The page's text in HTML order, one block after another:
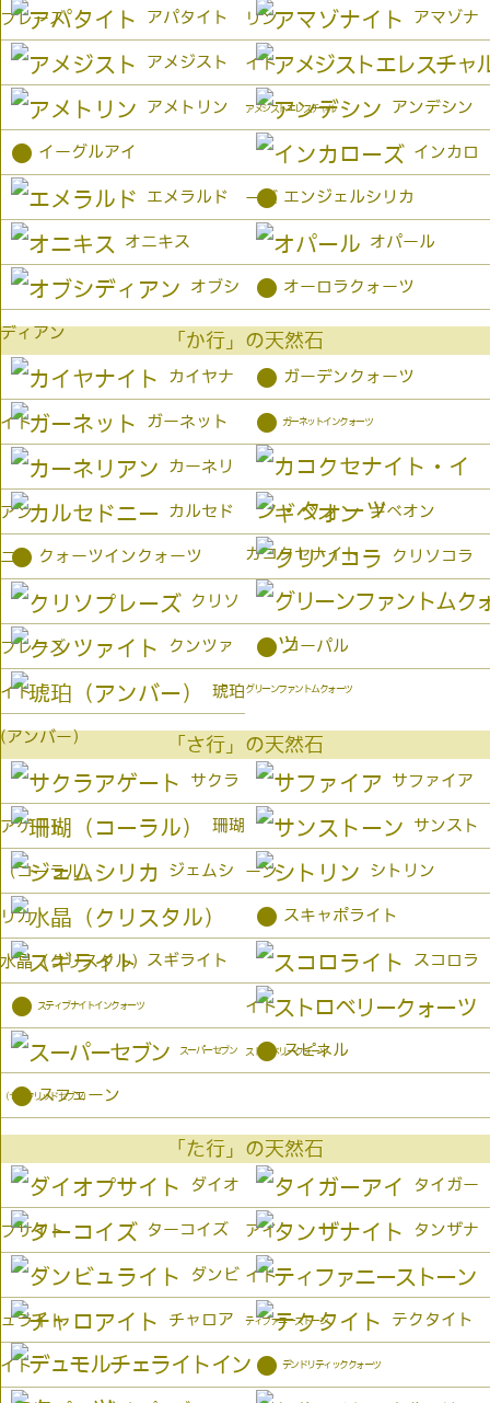
プレーズ リン
アパタイト アマゾナ
イト
アメジスト
アメジストエレスチャル
アメトリン アンデシン
● イーグルアイ インカロ
ーズ
エメラルド ● エンジェルシリカ
オニキス オパール
オブシ
ディアン
● オーロラクォーツ
「か行」の天然石
カイヤナ
イト
● ガーデンクォーツ
ガーネット ● ガーネットインクォーツ
カーネリ
アン
カコクセナイト
カルセド
ニー
ギベオン
● クォーツインクォーツ クリソコラ
クリソ
プレーズ
グリーンファントムクォーツ
クンツァ
イト
● コーパル
琥珀
(アンバー） 「さ行」の天然石
サクラ
アゲート
サファイア
珊瑚
（コーラル）
サンスト
ーン
ジェムシ
リカ
シトリン
水晶（クリスタル）
● スキャポライト
スギライト スコロラ
イト
● スティブナイトインクォーツ
ストロベリークォーツ
スーパーセブン
（セイクリッドセブン）
● スピネル
● スフェーン
「た行」の天然石
ダイオ
プサイト
タイガー
アイ
ターコイズ タンザナ
イト
ダンビ
ュライト ティファニーストーン
チャロア
イト
テクタイト
● デンドリティッククォーツ